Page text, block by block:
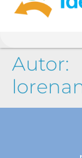
Autor: